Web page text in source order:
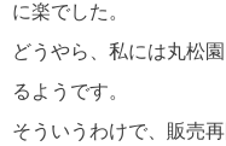
に楽でした。
どうやら、私には丸松
るようです。
そういうわけで、販売